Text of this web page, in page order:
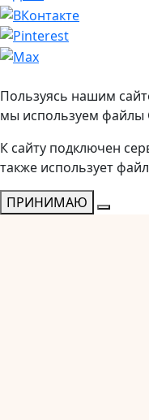
Пользуясь нашим
мы используем файлы
К сайту подключен
также использует
ПРИНИМАЮ